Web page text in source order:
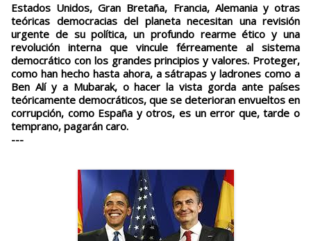
Estados Unidos, Gran Bretaña, Francia, Alemania y otras
teóricas democracias del planeta necesitan una revisión
urgente de su política, un profundo rearme ético y una
revolución interna que vincule férreamente al sistema
democrático con los grandes principios y valores. Proteger,
como han hecho hasta ahora, a sátrapas y ladrones como a
Ben Alí y a Mubarak, o hacer la vista gorda ante países
teóricamente democráticos, que se deterioran envueltos en
corrupción, como España y otros, es un error que, tarde o
temprano, pagarán caro.
---